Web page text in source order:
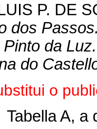
P. DE
dos
da Luz.
do
o
Tabella A, a